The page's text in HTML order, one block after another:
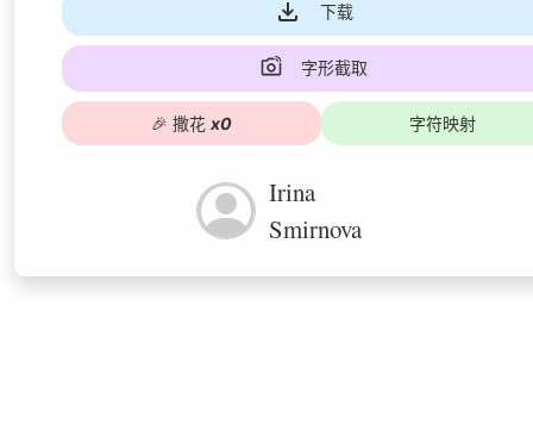
下载
字形截取
🎉 撒花 x0 字符映射
Irina
Smirnova